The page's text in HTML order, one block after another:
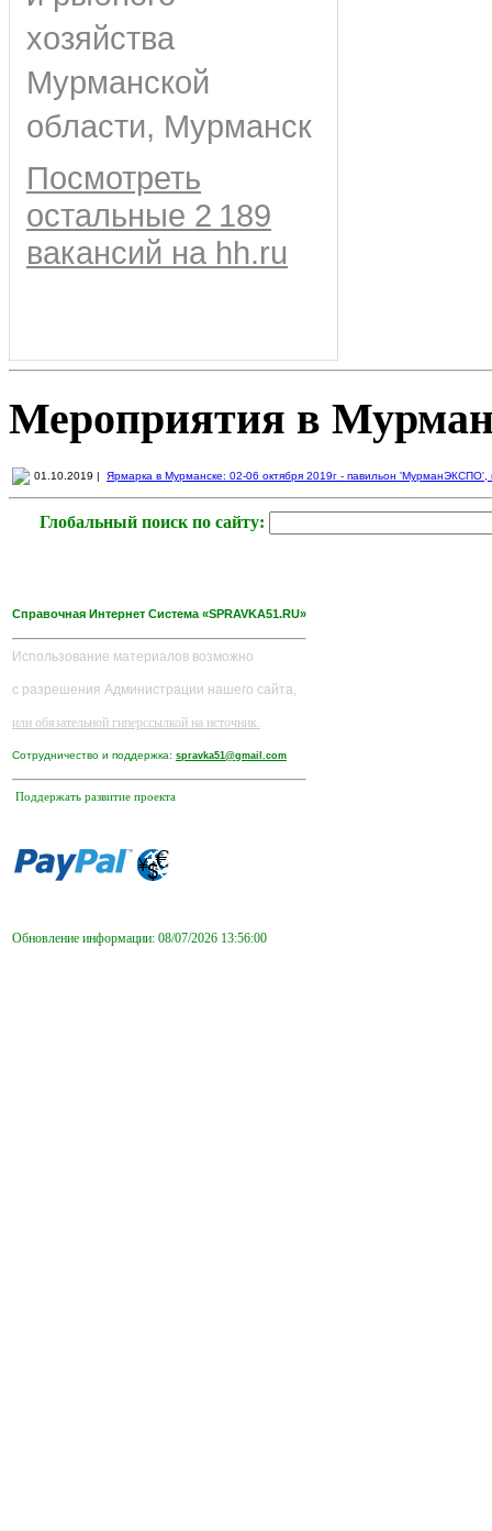
хозяйства
Мурманской
области, Мурманск
Посмотреть
остальные 2 189
вакансий на hh.ru
Мероприятия в
01.10.2019 | Ярмарка в Мурманске: 02-06 октября 2019г - павильон 'МурманЭКСПО',
Глобальный поиск по сайту:
Справочная Интернет Система «SPRAVKA51.RU»
Использование материалов возможно
с разрешения Администрации нашего сайта,
или обязательной гиперссылкой на источник.
Сотрудничество и поддержка: spravka51@gmail.com
Поддержать развитие проекта
Обновление информации: 08/07/2026 13:56:00